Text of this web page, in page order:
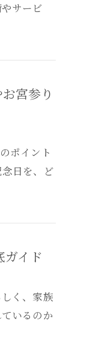
サービ
宮参り
ポイント
日を、ど
ガイド
く、家族
いるのか